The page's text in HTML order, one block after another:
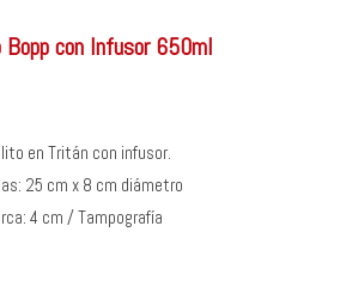
con Infusor 650ml
en Tritán con infusor.
25 cm x 8 cm diámetro
4 cm / Tampografía